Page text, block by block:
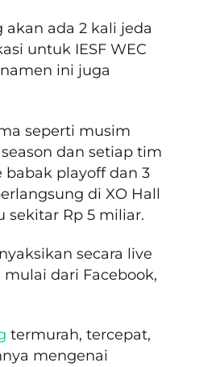
akan ada 2 kali jeda
untuk IESF WEC
ini juga
seperti musim
dan setiap tim
playoff dan 3
di XO Hall
sekitar Rp 5 miliar.
secara live
dari Facebook,
termurah, tercepat,
mengenai